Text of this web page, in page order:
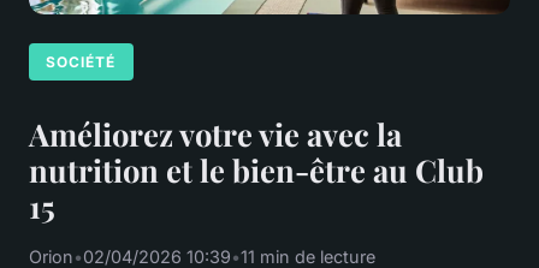
SOCIÉTÉ
Améliorez votre vie avec la
nutrition et le bien-être au Club
15
Orion•02/04/2026 10:39•11 min de lecture